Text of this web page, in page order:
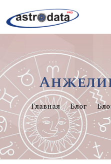
Главная Блог